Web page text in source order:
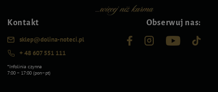
Kontakt
sklep@dolina-noteci.pl
+ 48 607 551 111
*Infolinia czynna
7:00 – 17:00 (pon–pt)
Obserwuj nas: